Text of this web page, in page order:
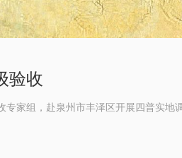
验收
家组，赴泉州市丰泽区开展四普实地